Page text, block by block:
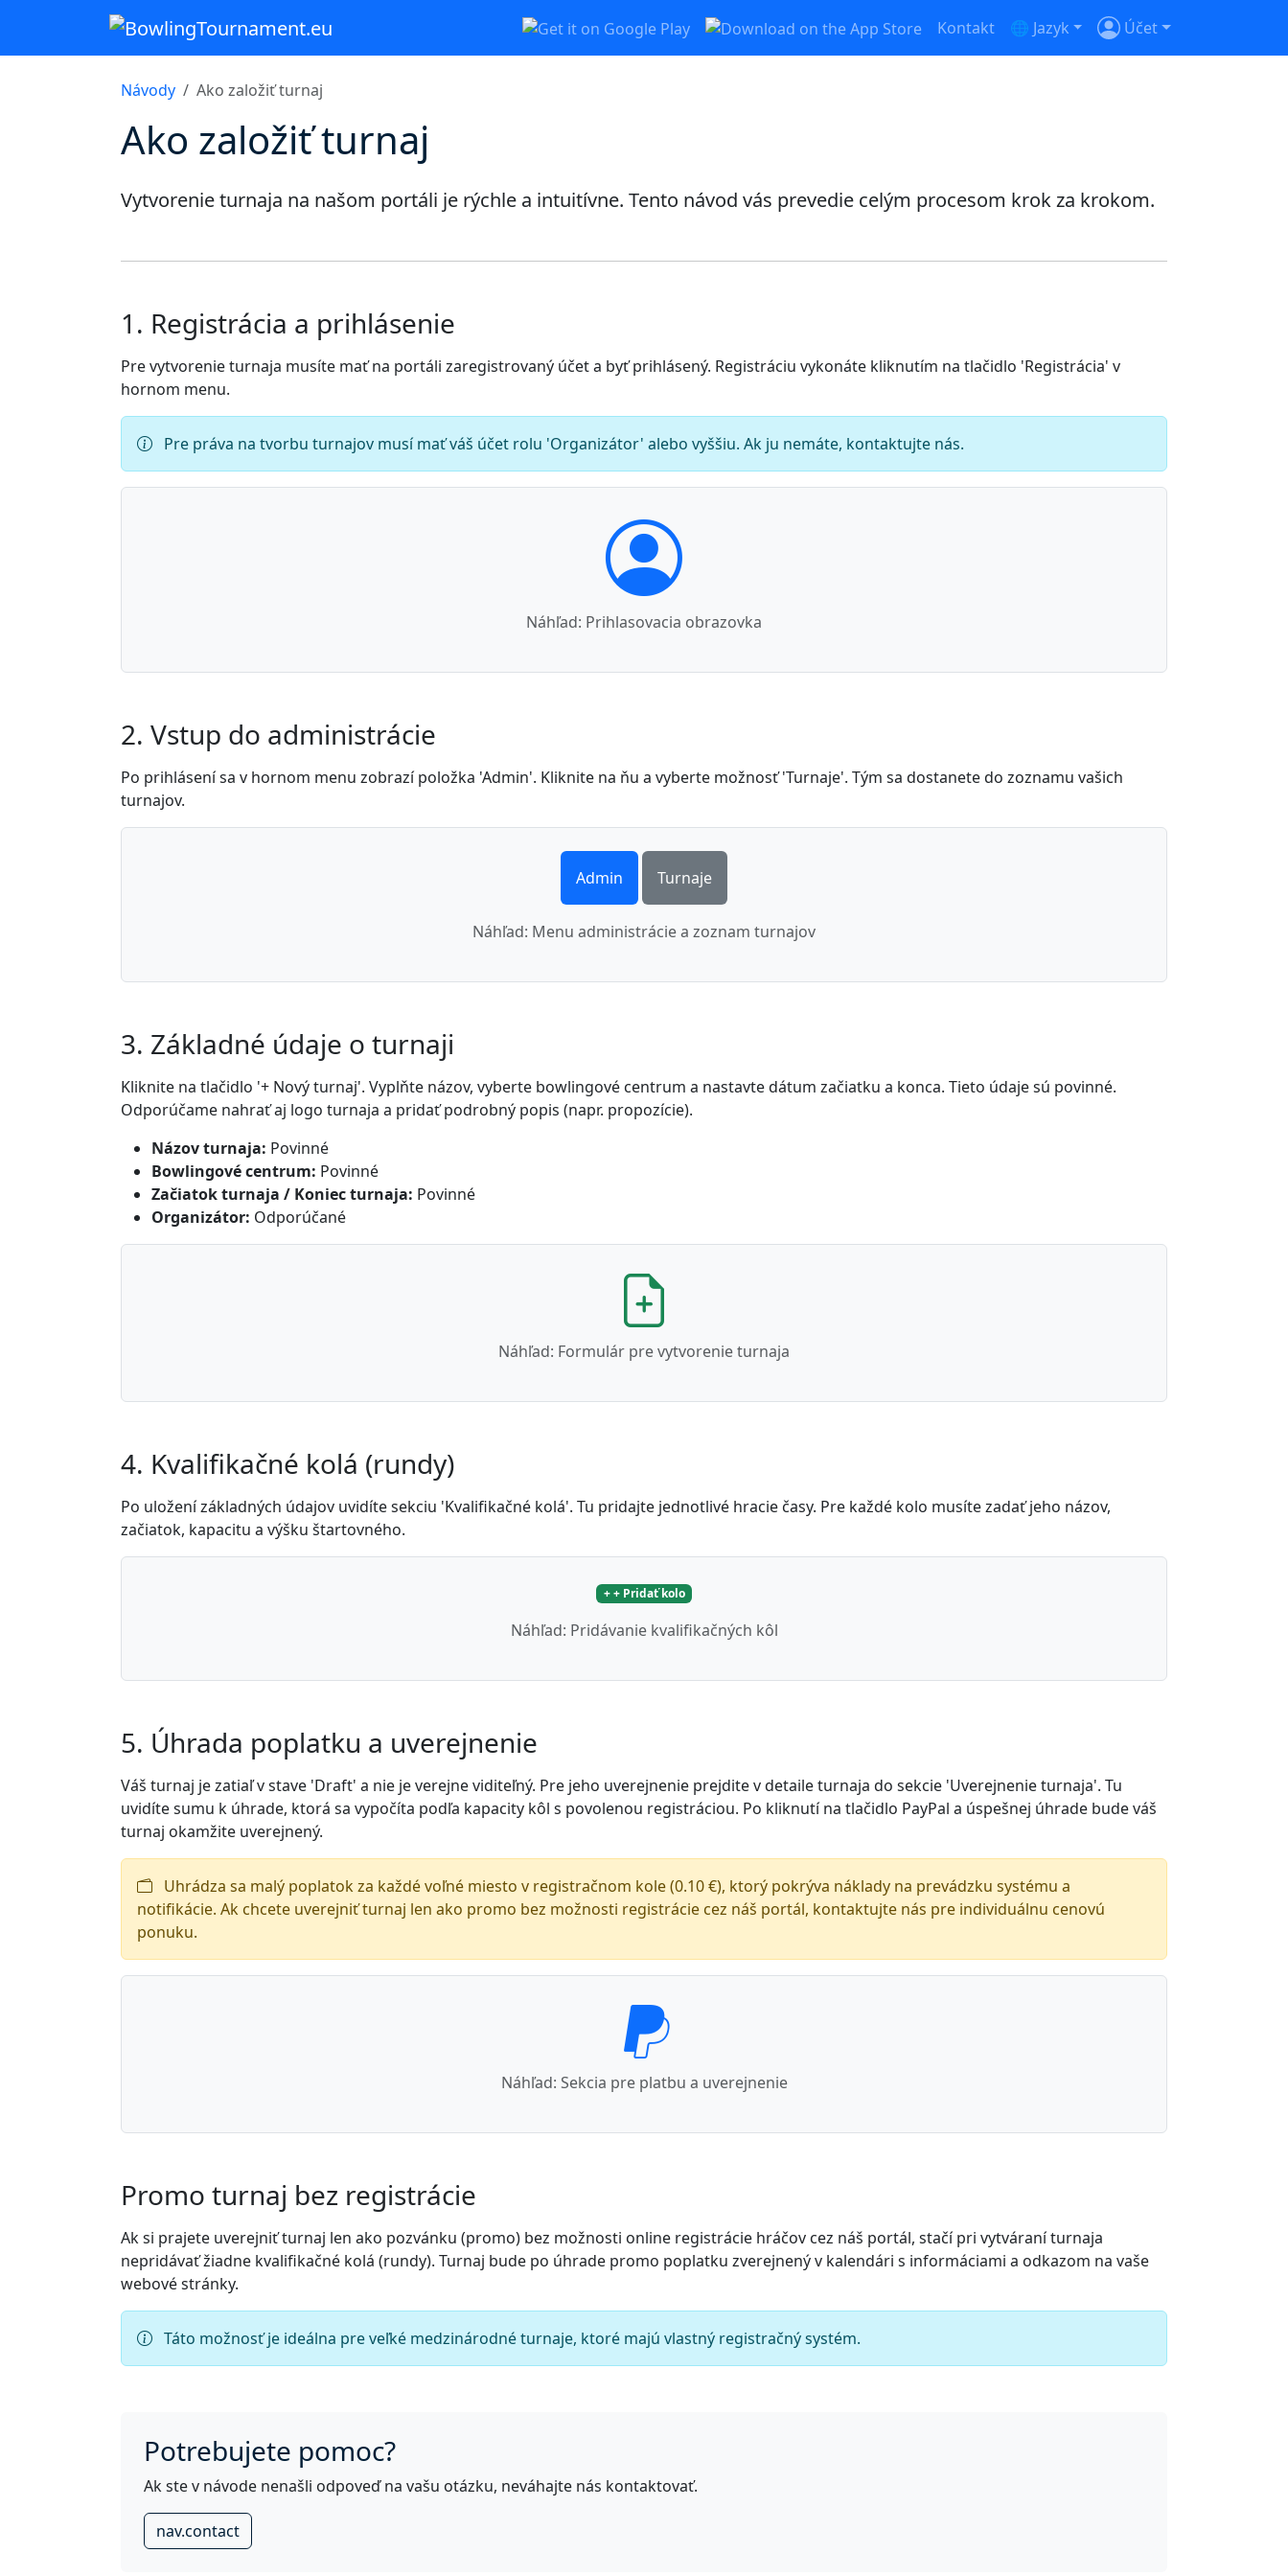
Kontakt 🌐 Jazyk Účet
Návody Ako založiť turnaj
Ako založiť turnaj
Vytvorenie turnaja na našom portáli je rýchle a intuitívne. Tento návod vás prevedie celým procesom krok za krokom.
1. Registrácia a prihlásenie
Pre vytvorenie turnaja musíte mať na portáli zaregistrovaný účet a byť prihlásený. Registráciu vykonáte kliknutím na tlačidlo 'Registrácia' v
hornom menu.
Pre práva na tvorbu turnajov musí mať váš účet rolu 'Organizátor' alebo vyššiu. Ak ju nemáte, kontaktujte nás.
Náhľad: Prihlasovacia obrazovka
2. Vstup do administrácie
Po prihlásení sa v hornom menu zobrazí položka 'Admin'. Kliknite na ňu a vyberte možnosť 'Turnaje'. Tým sa dostanete do zoznamu vašich
turnajov.
Admin Turnaje
Náhľad: Menu administrácie a zoznam turnajov
3. Základné údaje o turnaji
Kliknite na tlačidlo '+ Nový turnaj'. Vyplňte názov, vyberte bowlingové centrum a nastavte dátum začiatku a konca. Tieto údaje sú povinné.
Odporúčame nahrať aj logo turnaja a pridať podrobný popis (napr. propozície).
Názov turnaja: Povinné
Bowlingové centrum: Povinné
Začiatok turnaja / Koniec turnaja: Povinné
Organizátor: Odporúčané
Náhľad: Formulár pre vytvorenie turnaja
4. Kvalifikačné kolá (rundy)
Po uložení základných údajov uvidíte sekciu 'Kvalifikačné kolá'. Tu pridajte jednotlivé hracie časy. Pre každé kolo musíte zadať jeho názov,
začiatok, kapacitu a výšku štartovného.
+ + Pridať kolo
Náhľad: Pridávanie kvalifikačných kôl
5. Úhrada poplatku a uverejnenie
Váš turnaj je zatiaľ v stave 'Draft' a nie je verejne viditeľný. Pre jeho uverejnenie prejdite v detaile turnaja do sekcie 'Uverejnenie turnaja'. Tu
uvidíte sumu k úhrade, ktorá sa vypočíta podľa kapacity kôl s povolenou registráciou. Po kliknutí na tlačidlo PayPal a úspešnej úhrade bude váš
turnaj okamžite uverejnený.
Uhrádza sa malý poplatok za každé voľné miesto v registračnom kole (0.10 €), ktorý pokrýva náklady na prevádzku systému a
notifikácie. Ak chcete uverejniť turnaj len ako promo bez možnosti registrácie cez náš portál, kontaktujte nás pre individuálnu cenovú
ponuku.
Náhľad: Sekcia pre platbu a uverejnenie
Promo turnaj bez registrácie
Ak si prajete uverejniť turnaj len ako pozvánku (promo) bez možnosti online registrácie hráčov cez náš portál, stačí pri vytváraní turnaja
nepridávať žiadne kvalifikačné kolá (rundy). Turnaj bude po úhrade promo poplatku zverejnený v kalendári s informáciami a odkazom na vaše
webové stránky.
Táto možnosť je ideálna pre veľké medzinárodné turnaje, ktoré majú vlastný registračný systém.
Potrebujete pomoc?
Ak ste v návode nenašli odpoveď na vašu otázku, neváhajte nás kontaktovať.
nav.contact